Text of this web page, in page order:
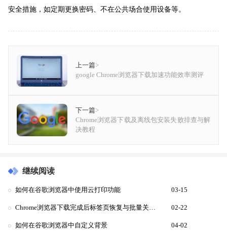
安全措施，如定期更换密码、不在公共场合使用设备等。
上一篇>
google Chrome浏览器下载加速功能效率测评
下一篇>
Chrome浏览器下载及离线包安装失败排查与解
决教程
继续阅读
如何在谷歌浏览器中使用云打印功能 03-15
Chrome浏览器下载完成后标签页恢复与批量关闭教程 02-22
如何在谷歌浏览器中自定义背景 04-02